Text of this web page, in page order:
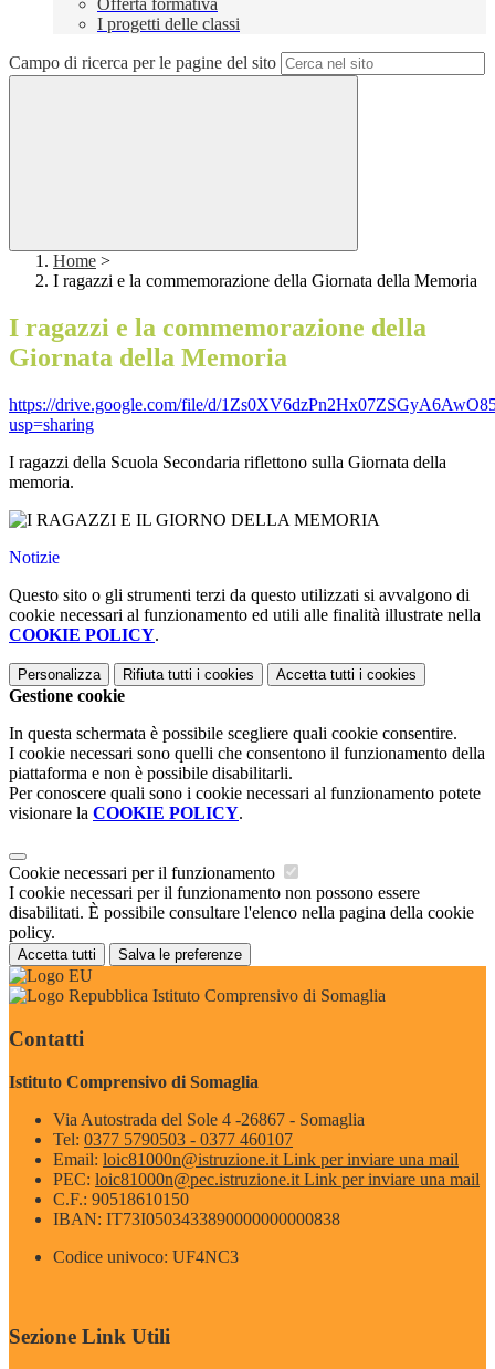
Offerta formativa
I progetti delle classi
Campo di ricerca per le pagine del sito
Home >
I ragazzi e la commemorazione della Giornata della Memoria
I ragazzi e la commemorazione della
Giornata della Memoria
https://drive.google.com/file/d/
usp=sharing
I ragazzi della Scuola Secondaria riflettono sulla Giornata della
memoria.
Notizie
Questo sito o gli strumenti terzi da questo utilizzati si avvalgono di
cookie necessari al funzionamento ed utili alle finalità illustrate nella
COOKIE POLICY.
Personalizza Rifiuta tutti i cookies Accetta tutti i cookies
Gestione cookie
In questa schermata è possibile scegliere quali cookie consentire.
I cookie necessari sono quelli che consentono il funzionamento della
piattaforma e non è possibile disabilitarli.
Per conoscere quali sono i cookie necessari al funzionamento potete
visionare la COOKIE POLICY.
Cookie necessari per il funzionamento
I cookie necessari per il funzionamento non possono essere
disabilitati. È possibile consultare l'elenco nella pagina della cookie
policy.
Accetta tutti Salva le preferenze
Istituto Comprensivo di Somaglia
Contatti
Istituto Comprensivo di Somaglia
Via Autostrada del Sole 4 -26867 - Somaglia
Tel: 0377 5790503 - 0377 460107
Email: loic81000n@istruzione.it Link per inviare una mail
PEC: loic81000n@pec.istruzione.it Link per inviare una mail
C.F.: 90518610150
IBAN: IT73I0503433890000000000838
Codice univoco: UF4NC3
Sezione Link Utili